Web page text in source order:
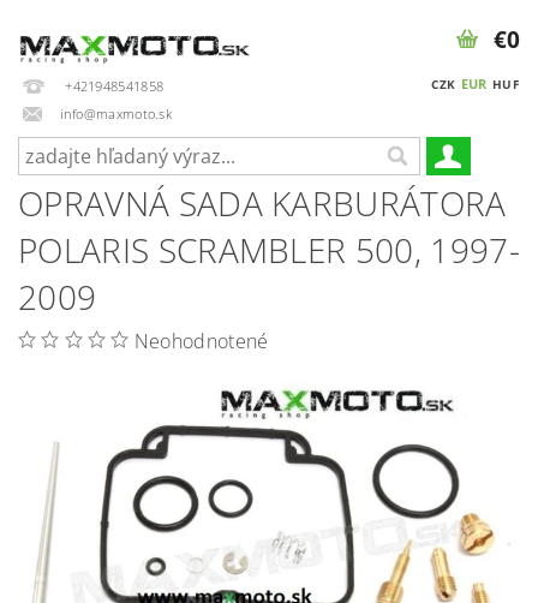
+421948541858
info@maxmoto.sk
CZK EUR HUF
€0
OPRAVNÁ SADA KARBURÁTORA
POLARIS SCRAMBLER 500, 1997-
2009
Neohodnotené